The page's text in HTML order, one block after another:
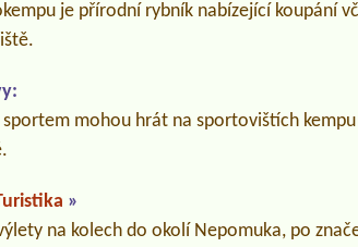
je přírodní rybník nabízející koupání
mohou hrát na sportovištích
»
na kolech do okolí Nepomuka, po